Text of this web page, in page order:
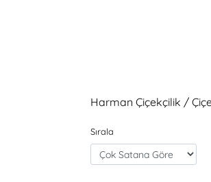
Harman Çiçekçilik /
Sırala